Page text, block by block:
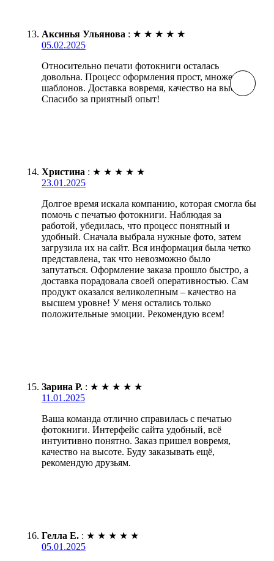
Аксинья Ульянова : ★ ★ ★ ★ ★
05.02.2025
Относительно печати фотокниги осталась
довольна. Процесс оформления прост, множество
шаблонов. Доставка вовремя, качество на высоте.
Спасибо за приятный опыт!
Христина : ★ ★ ★ ★ ★
23.01.2025
Долгое время искала компанию, которая смогла бы
помочь с печатью фотокниги. Наблюдая за
работой, убедилась, что процесс понятный и
удобный. Сначала выбрала нужные фото, затем
загрузила их на сайт. Вся информация была четко
представлена, так что невозможно было
запутаться. Оформление заказа прошло быстро, а
доставка порадовала своей оперативностью. Сам
продукт оказался великолепным – качество на
высшем уровне! У меня остались только
положительные эмоции. Рекомендую всем!
Зарина Р. : ★ ★ ★ ★ ★
11.01.2025
Ваша команда отлично справилась с печатью
фотокниги. Интерфейс сайта удобный, всё
интуитивно понятно. Заказ пришел вовремя,
качество на высоте. Буду заказывать ещё,
рекомендую друзьям.
Гелла Е. : ★ ★ ★ ★ ★
05.01.2025